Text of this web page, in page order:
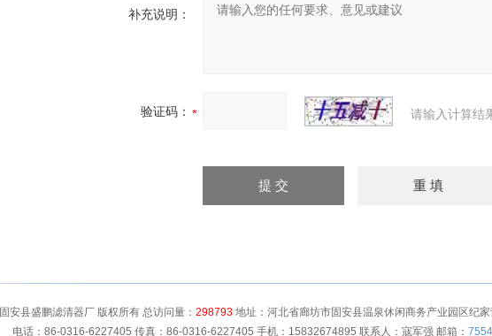
补充说明：
验证码： 请输入计算结
固安县盛鹏滤清器厂 版权所有 总访问量： 298793 地址：河北省廊坊市固安县温泉休闲商务产业园区纪
电话：86-0316-6227405 传真：86-0316-6227405 手机：15832674895 联系人：寇军强 邮箱：